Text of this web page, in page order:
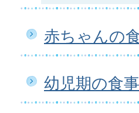
赤ちゃんの
幼児期の食事